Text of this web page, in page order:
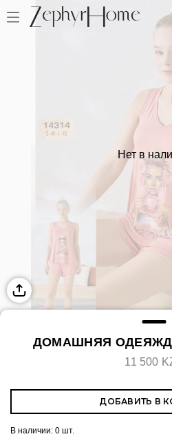
Нет в
ДОМАШНЯЯ ОДЕЯЖДА
11 500
ДОБАВИТЬ В
В наличии: 0 шт.